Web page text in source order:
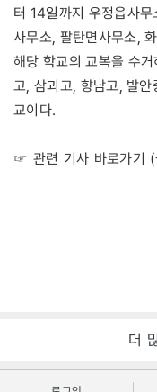
터 14일까지 우정읍사
사무소, 팔탄면사무소,
해당 학교의 교복을 수
고, 삼괴고, 향남고, 발
교이다.
☞ 관련 기사 바로가기 (
더